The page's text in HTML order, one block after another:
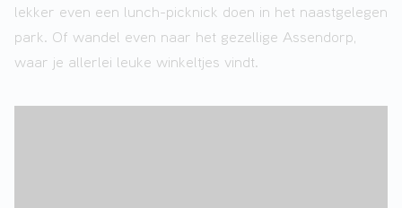
lekker even een lunch-picknick doen in het naastgelegen
park. Of wandel even naar het gezellige Assendorp,
waar je allerlei leuke winkeltjes vindt.